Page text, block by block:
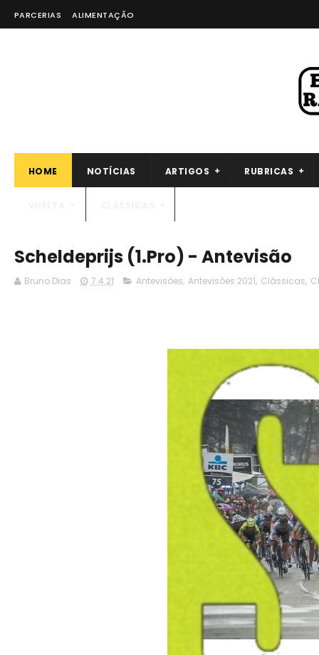
PARCERIAS ALIMENTAÇÃO
HOME NOTÍCIAS ARTIGOS RUBRICAS
Scheldeprijs (1.Pro) - Antevisão
Bruno Dias 7.4.21 Antevisões, Antevisões 2021, Clássicas,